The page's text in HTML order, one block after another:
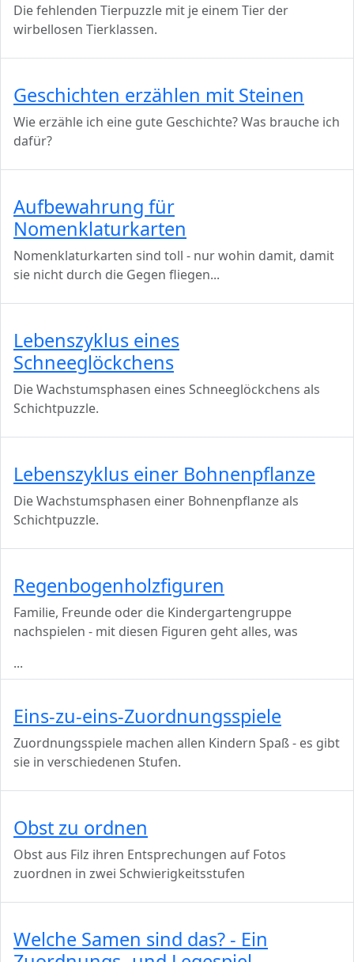
Die fehlenden Tierpuzzle mit je einem Tier der
wirbellosen Tierklassen.
Geschichten erzählen mit Steinen
Wie erzähle ich eine gute Geschichte? Was brauche ich
dafür?
Aufbewahrung für
Nomenklaturkarten
Nomenklaturkarten sind toll - nur wohin damit, damit
sie nicht durch die Gegen fliegen...
Lebenszyklus eines
Schneeglöckchens
Die Wachstumsphasen eines Schneeglöckchens als
Schichtpuzzle.
Lebenszyklus einer Bohnenpflanze
Die Wachstumsphasen einer Bohnenpflanze als
Schichtpuzzle.
Regenbogenholzfiguren
Familie, Freunde oder die Kindergartengruppe
nachspielen - mit diesen Figuren geht alles, was
...
Eins-zu-eins-Zuordnungsspiele
Zuordnungsspiele machen allen Kindern Spaß - es gibt
sie in verschiedenen Stufen.
Obst zu ordnen
Obst aus Filz ihren Entsprechungen auf Fotos
zuordnen in zwei Schwierigkeitsstufen
Welche Samen sind das? - Ein